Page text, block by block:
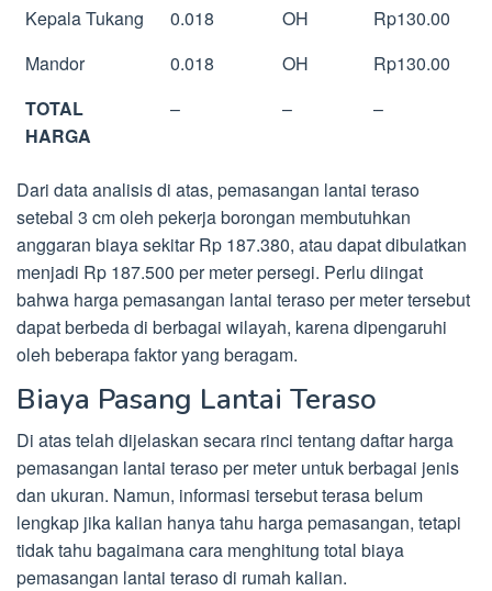
Kepala Tukang
0.018 OH
Rp130.00
Mandor
0.018 OH
Rp130.00
TOTAL
HARGA
– – –
Dari data analisis di atas, pemasangan lantai teraso
setebal 3 cm oleh pekerja borongan membutuhkan
anggaran biaya sekitar Rp 187.380, atau dapat dibulatkan
menjadi Rp 187.500 per meter persegi. Perlu diingat
bahwa harga pemasangan lantai teraso per meter tersebut
dapat berbeda di berbagai wilayah, karena dipengaruhi
oleh beberapa faktor yang beragam.
Biaya Pasang Lantai Teraso
Di atas telah dijelaskan secara rinci tentang daftar harga
pemasangan lantai teraso per meter untuk berbagai jenis
dan ukuran. Namun, informasi tersebut terasa belum
lengkap jika kalian hanya tahu harga pemasangan, tetapi
tidak tahu bagaimana cara menghitung total biaya
pemasangan lantai teraso di rumah kalian.